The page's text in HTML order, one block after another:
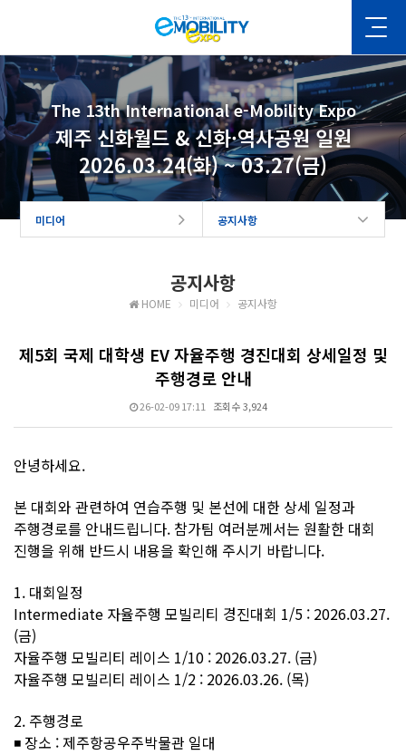
The 13th International e-Mobility Expo
제주 신화월드 & 신화·역사공원 일원
2026.03.24(화) ~ 03.27(금)
미디어 공지사항
공지사항
HOME 미디어 공지사항
제5회 국제 대학생 EV 자율주행 경진대회 상세일정 및
주행경로 안내
26-02-09 17:11 조회수 3,924
안녕하세요.
본 대회와 관련하여 연습주행 및 본선에 대한 상세 일정과
주행경로를 안내드립니다. 참가팀 여러분께서는 원활한 대회
진행을 위해 반드시 내용을 확인해 주시기 바랍니다.
1. 대회일정
Intermediate 자율주행 모빌리티 경진대회 1/5 : 2026.03.27.
(금)
자율주행 모빌리티 레이스 1/10 : 2026.03.27. (금)
자율주행 모빌리티 레이스 1/2 : 2026.03.26. (목)
2. 주행경로
◾ 장소 : 제주항공우주박물관 일대